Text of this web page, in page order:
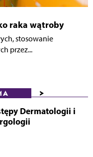
raka wątroby
stosowanie
przez...
>
Dermatologii i